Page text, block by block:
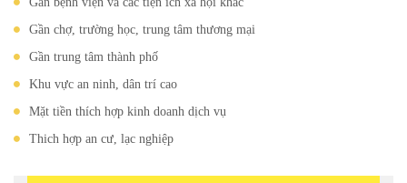
Gần chợ, trường học, trung tâm thương mại
Gần trung tâm thành phố
Khu vực an ninh, dân trí cao
Mặt tiền thích hợp kinh doanh dịch vụ
Thich hợp an cư, lạc nghiệp